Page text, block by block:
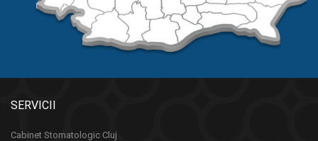
SERVICII
Cabinet Stomatologic Cluj